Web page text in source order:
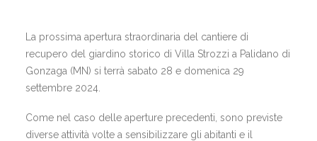
La prossima apertura straordinaria del cantiere di
recupero del giardino storico di Villa Strozzi a Palidano di
Gonzaga (MN) si terrà sabato 28 e domenica 29
settembre 2024.
Come nel caso delle aperture precedenti, sono previste
diverse attività volte a sensibilizzare gli abitanti e il